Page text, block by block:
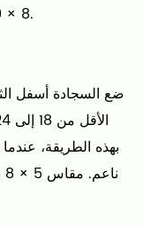
8 × 10 بوصة أو 9 × 12 بوصة تعمل بشكل جيد.
ضع السجادة أسفل
بهذه الطريقة،